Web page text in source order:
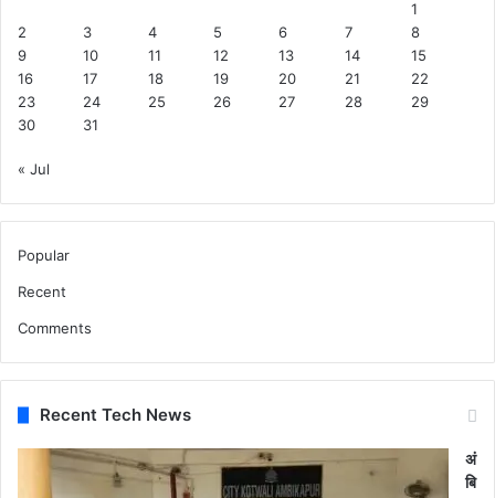
1
2
3 4 5 6 7
8
9
10 11 12 13 14
15
16
17 18 19 20 21
22
23
24 25 26 27 28
29
30
31
« Jul
Popular
Recent
Comments
Recent Tech News
अं
बि